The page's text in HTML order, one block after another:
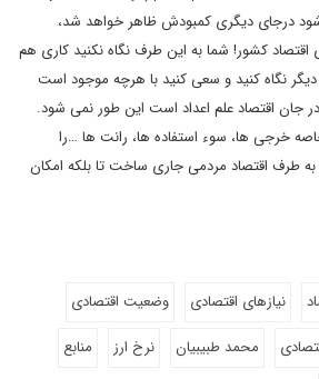
درجای دیگری کمبودش ظاهر خواهد شد،
کشور! شما به این طرف نگاه نکنید کاری هم
نگاه کنید و سعی کنید با هرچه موجود است
جان اقتصاد علم اعداد است این طور نمی شود.
خرجی ها، سوء استفاده ها، رانت ها …را
به طرف اقتصاد مردمی جاری ساخت تا بلکه امکان
نیازهای اقتصادی
وضعیت اقتصادی
محمد طبیبیان نرخ ارز
منابع